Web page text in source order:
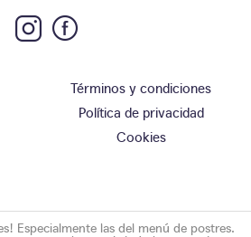
Términos y condiciones
Política de privacidad
Cookies
Especialmente las del menú de postres.